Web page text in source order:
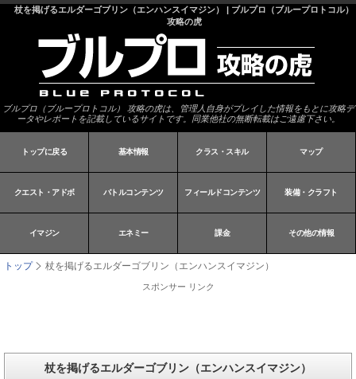
杖を掲げるエルダーゴブリン（エンハンスイマジン） | ブルプロ（ブループロトコル）
攻略の虎
ブルプロ（ブループロトコル） 攻略の虎は、管理人自身がプレイした情報をもとに攻略デ
ータやレポートを記載しているサイトです。同業他社の無断転載はご遠慮下さい。
トップに戻る 基本情報 クラス・スキル マップ
クエスト・アドボ バトルコンテンツ フィールドコンテンツ 装備・クラフト
イマジン エネミー 課金 その他の情報
トップ 杖を掲げるエルダーゴブリン（エンハンスイマジン）
スポンサー リンク
杖を掲げるエルダーゴブリン（エンハンスイマジン）